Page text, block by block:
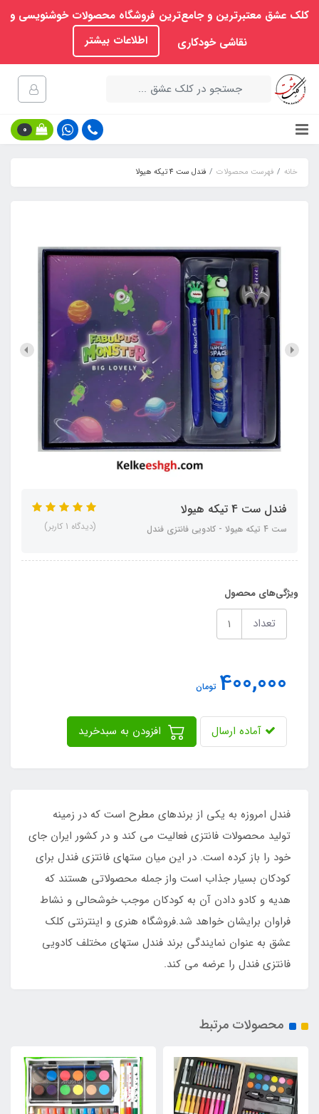
کلک عشق معتبرترین و جامع‌ترین فروشگاه محصولات خوشنویسی و
نقاشی خودکاری
اطلاعات بیشتر
0
خانه فهرست محصولات فندل ست 4 تیکه هیولا
فندل ست 4 تیکه هیولا
ست 4 تیکه هیولا - کادویی فانتزی فندل (دیدگاه 1 کاربر)
ویژگی‌های محصول
تعداد
400,000 تومان
آماده ارسال
فندل امروزه به یکی از برندهای مطرح است که در زمینه
تولید محصولات فانتزی فعالیت می کند و در کشور ایران جای
خود را باز کرده است. در این میان ستهای فانتزی فندل برای
کودکان بسیار جذاب است واز جمله محصولاتی هستند که
هدیه و کادو دادن آن به کودکان موجب خوشحالی و نشاط
فراوان برایشان خواهد شد.فروشگاه هنری و اینترنتی کلک
عشق به عنوان نمایندگی برند فندل ستهای مختلف کادویی
فانتزی فندل را عرضه می کند.
محصولات مرتبط